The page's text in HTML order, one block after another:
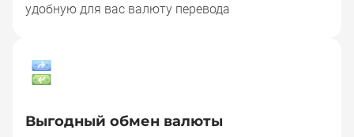
удобную для вас валюту перевода
Выгодный обмен валюты